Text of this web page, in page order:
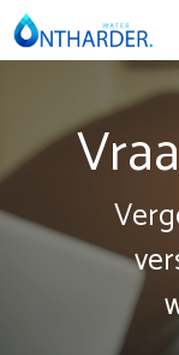
Spring
naar